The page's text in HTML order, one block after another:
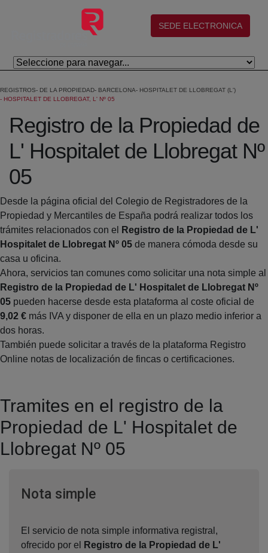
Skip to Main Content
(abre en nueva ventana)
SEDE ELECTRONICA
REGISTROS DE LA PROPIEDAD BARCELONA
HOSPITALET DE LLOBREGAT (L')
HOSPITALET DE LLOBREGAT, L' Nº 05
Registro de la Propiedad de
L' Hospitalet de Llobregat Nº
05
Desde la página oficial del Colegio de Registradores de la
Propiedad y Mercantiles de España podrá realizar todos los
trámites relacionados con el
Registro de la Propiedad de L'
Hospitalet de Llobregat Nº 05 de manera cómoda desde su
casa u oficina.
Ahora, servicios tan comunes como solicitar una nota simple al
Registro de la Propiedad de L' Hospitalet de Llobregat Nº
05 pueden hacerse desde esta plataforma al coste oficial de
9,02 € más IVA y disponer de ella en un plazo medio inferior a
dos horas.
También puede solicitar a través de la plataforma Registro
Online notas de localización de fincas o certificaciones.
Tramites en el registro de la
Propiedad de L' Hospitalet de
Llobregat Nº 05
Nota simpleVentana nueva
El servicio de nota simple informativa registral,
ofrecido por el
Registro de la Propiedad de L'